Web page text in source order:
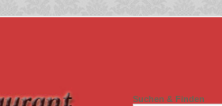
Suchen & Finden